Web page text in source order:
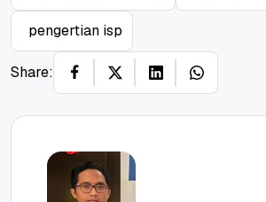
pengertian isp
Share: